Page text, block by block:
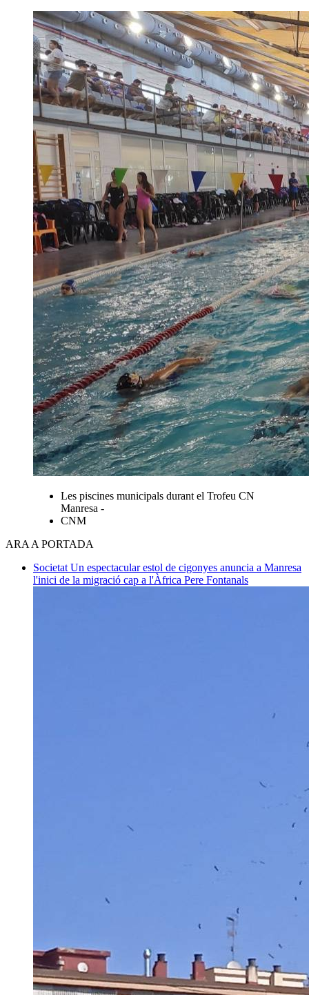
Les piscines municipals durant el Trofeu CN
Manresa -
CNM
ARA A PORTADA
Societat Un espectacular estol de cigonyes anuncia a Manresa
l'inici de la migració cap a l'Àfrica Pere Fontanals